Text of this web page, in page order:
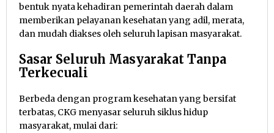
bentuk nyata kehadiran pemerintah daerah dalam
memberikan pelayanan kesehatan yang adil, merata,
dan mudah diakses oleh seluruh lapisan masyarakat.
Sasar Seluruh Masyarakat Tanpa
Terkecuali
Berbeda dengan program kesehatan yang bersifat
terbatas, CKG menyasar seluruh siklus hidup
masyarakat, mulai dari: